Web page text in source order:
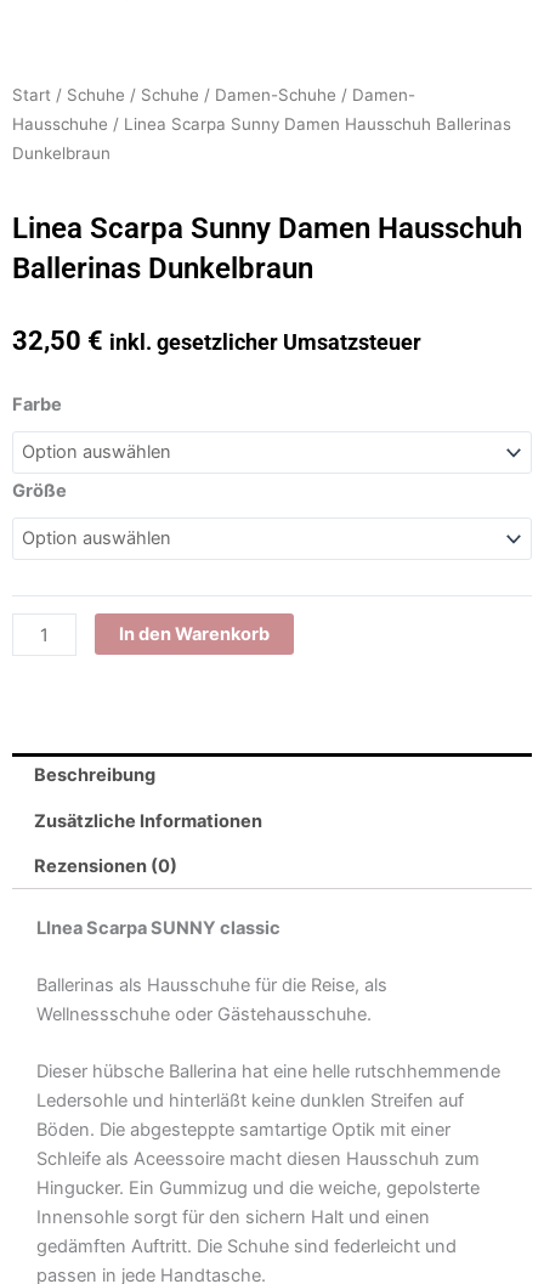
Start / Schuhe / Schuhe / Damen-Schuhe / Damen-
Hausschuhe / Linea Scarpa Sunny Damen Hausschuh Ballerinas
Dunkelbraun
Linea Scarpa Sunny Damen Hausschuh
Ballerinas Dunkelbraun
32,50 € inkl. gesetzlicher Umsatzsteuer
Farbe
Größe
Linea
Scarpa
Sunny
Damen
Hausschuh
Ballerinas
In den Warenkorb
Beschreibung
Zusätzliche Informationen
Rezensionen (0)
LInea Scarpa SUNNY classic
Ballerinas als Hausschuhe für die Reise, als
Wellnessschuhe oder Gästehausschuhe.
Dieser hübsche Ballerina hat eine helle rutschhemmende
Ledersohle und hinterläßt keine dunklen Streifen auf
Böden. Die abgesteppte samtartige Optik mit einer
Schleife als Aceessoire macht diesen Hausschuh zum
Hingucker. Ein Gummizug und die weiche, gepolsterte
Innensohle sorgt für den sichern Halt und einen
gedämften Auftritt. Die Schuhe sind federleicht und
passen in jede Handtasche.